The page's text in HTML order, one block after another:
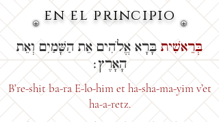
en el principio
בְּרֵאשִׁית בָּרָא אֱלֹהִים אֵת הַשָּׁמַיִם וְאֵת
הָאָרֶץ׃
B’re-shit ba-ra E-lo-him et ha-sha-ma-yim v’et
ha-a-retz.